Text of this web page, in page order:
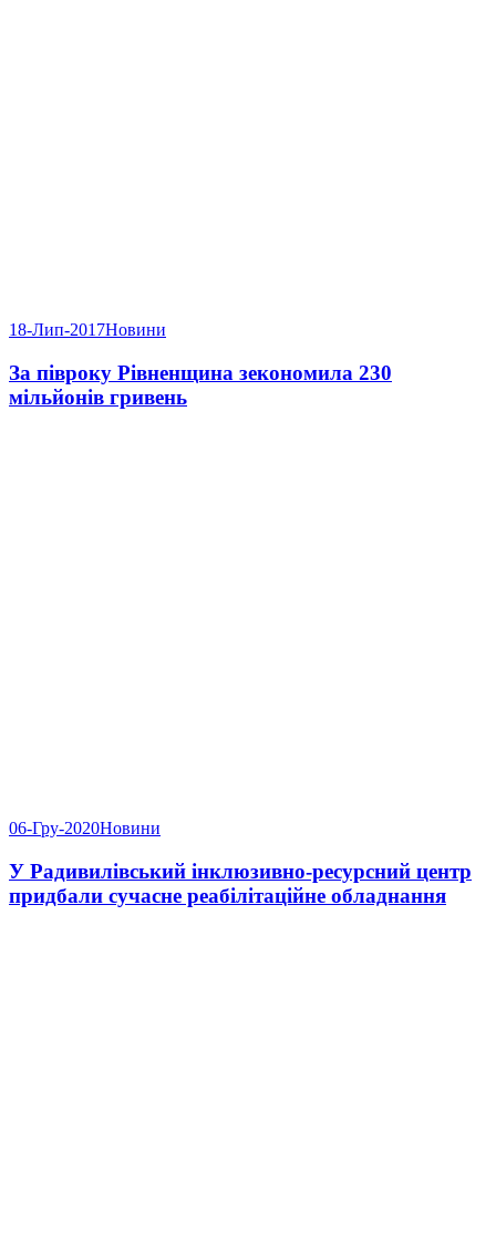
18-Лип-2017Новини
За півроку Рівненщина зекономила 230
мільйонів гривень
06-Гру-2020Новини
У Радивилівський інклюзивно-ресурсний центр
придбали сучасне реабілітаційне обладнання